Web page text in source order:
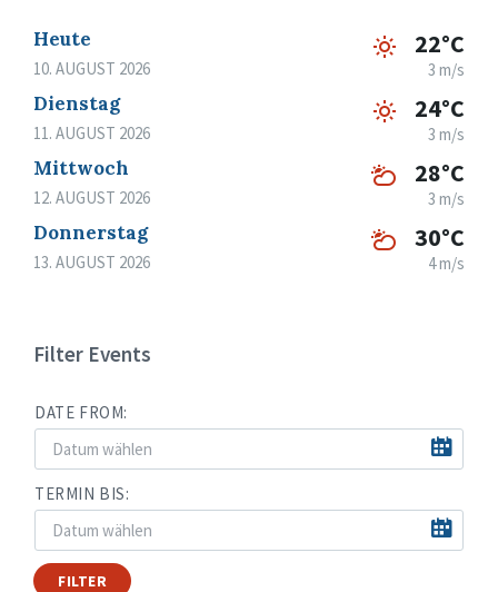
Heute
10. AUGUST 2026
22°C
3 m/s
Dienstag
11. AUGUST 2026
24°C
3 m/s
Mittwoch
12. AUGUST 2026
28°C
3 m/s
Donnerstag
13. AUGUST 2026
30°C
4 m/s
Filter Events
DATE FROM:
TERMIN BIS:
FILTER